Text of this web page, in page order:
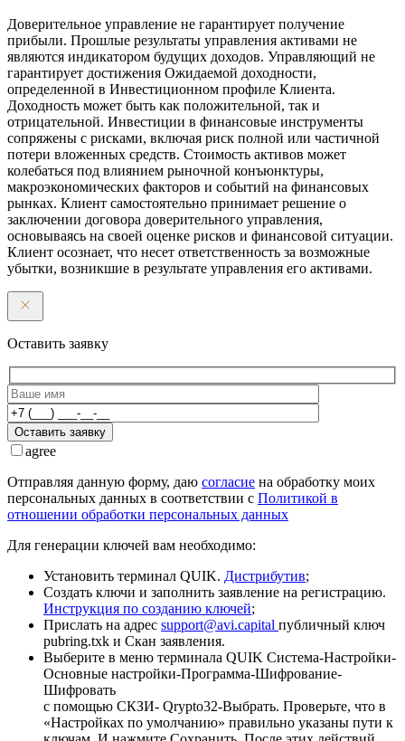
Доверительное управление не гарантирует получение
прибыли. Прошлые результаты управления активами не
являются индикатором будущих доходов. Управляющий не
гарантирует достижения Ожидаемой доходности,
определенной в Инвестиционном профиле Клиента.
Доходность может быть как положительной, так и
отрицательной. Инвестиции в финансовые инструменты
сопряжены с рисками, включая риск полной или частичной
потери вложенных средств. Стоимость активов может
колебаться под влиянием рыночной конъюнктуры,
макроэкономических факторов и событий на финансовых
рынках. Клиент самостоятельно принимает решение о
заключении договора доверительного управления,
основываясь на своей оценке рисков и финансовой ситуации.
Клиент осознает, что несет ответственность за возможные
убытки, возникшие в результате управления его активами.
Оставить заявку
Оставить заявку
agree
Отправляя данную форму, даю согласие на обработку моих
персональных данных в соответствии с Политикой в
отношении обработки персональных данных
Для генерации ключей вам необходимо:
Установить терминал QUIK. Дистрибутив;
Создать ключи и заполнить заявление на регистрацию.
Инструкция по созданию ключей;
Прислать на адрес support@avi.capital публичный ключ
pubring.txk и Скан заявления.
Выберите в меню терминала QUIK Система-Настройки-
Основные настройки-Программа-Шифрование-
Шифровать
с помощью СКЗИ- Qrypto32-Выбрать. Проверьте, что в
«Настройках по умолчанию» правильно указаны пути к